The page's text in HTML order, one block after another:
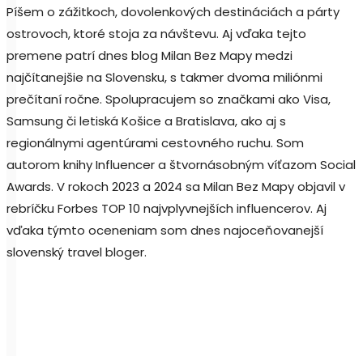
Píšem o zážitkoch, dovolenkových destináciách a párty
ostrovoch, ktoré stoja za návštevu. Aj vďaka tejto
premene patrí dnes blog Milan Bez Mapy medzi
najčítanejšie na Slovensku, s takmer dvoma miliónmi
prečítaní ročne. Spolupracujem so značkami ako Visa,
Samsung či letiská Košice a Bratislava, ako aj s
regionálnymi agentúrami cestovného ruchu. Som
autorom knihy Influencer a štvornásobným víťazom Social
Awards. V rokoch 2023 a 2024 sa Milan Bez Mapy objavil v
rebríčku Forbes TOP 10 najvplyvnejších influencerov. Aj
vďaka týmto oceneniam som dnes najoceňovanejší
slovenský travel bloger.